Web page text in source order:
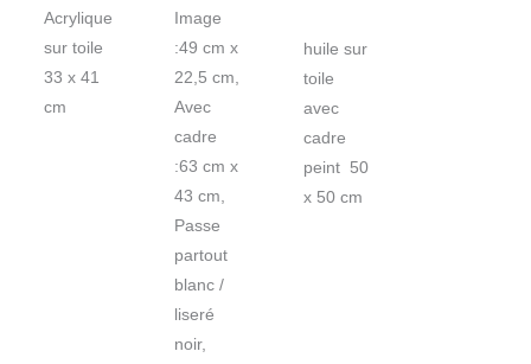
Acrylique
sur toile
33 x 41
cm
Image
:49 cm x
22,5 cm,
Avec
cadre
:63 cm x
43 cm,
Passe
partout
blanc /
liseré
noir,
huile sur
toile
avec
cadre
peint 50
x 50 cm